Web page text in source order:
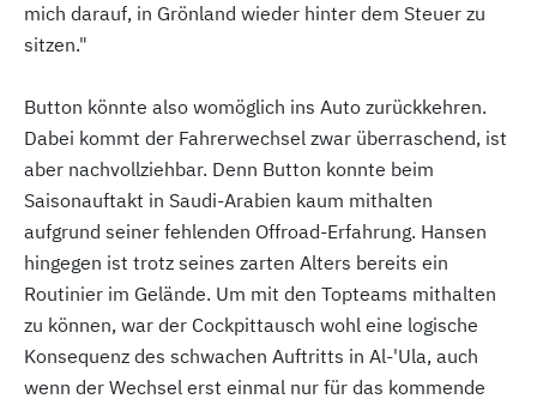
mich darauf, in Grönland wieder hinter dem Steuer zu
sitzen."
Button könnte also womöglich ins Auto zurückkehren.
Dabei kommt der Fahrerwechsel zwar überraschend, ist
aber nachvollziehbar. Denn Button konnte beim
Saisonauftakt in Saudi-Arabien kaum mithalten
aufgrund seiner fehlenden Offroad-Erfahrung. Hansen
hingegen ist trotz seines zarten Alters bereits ein
Routinier im Gelände. Um mit den Topteams mithalten
zu können, war der Cockpittausch wohl eine logische
Konsequenz des schwachen Auftritts in Al-'Ula, auch
wenn der Wechsel erst einmal nur für das kommende